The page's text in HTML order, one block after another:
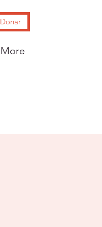
Donar
More